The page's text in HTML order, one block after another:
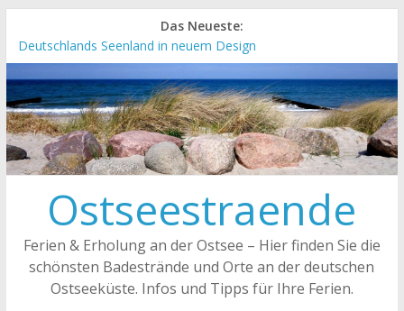
Das Neueste:
Deutschlands Seenland in neuem Design
„Kellenhusen nach Hause bestellen“ Neuer Online-Shop
verfügbar
Neue Camping-Broschüre der Ostsee Schleswig-Holstein
Neues Urlaubsmagazin für Mecklenburg-Vorpommern
erschienen
Meck-Pomm Short News Januar
Ostseestraende
Ferien & Erholung an der Ostsee – Hier finden Sie die
schönsten Badestrände und Orte an der deutschen
Ostseeküste. Infos und Tipps für Ihre Ferien.